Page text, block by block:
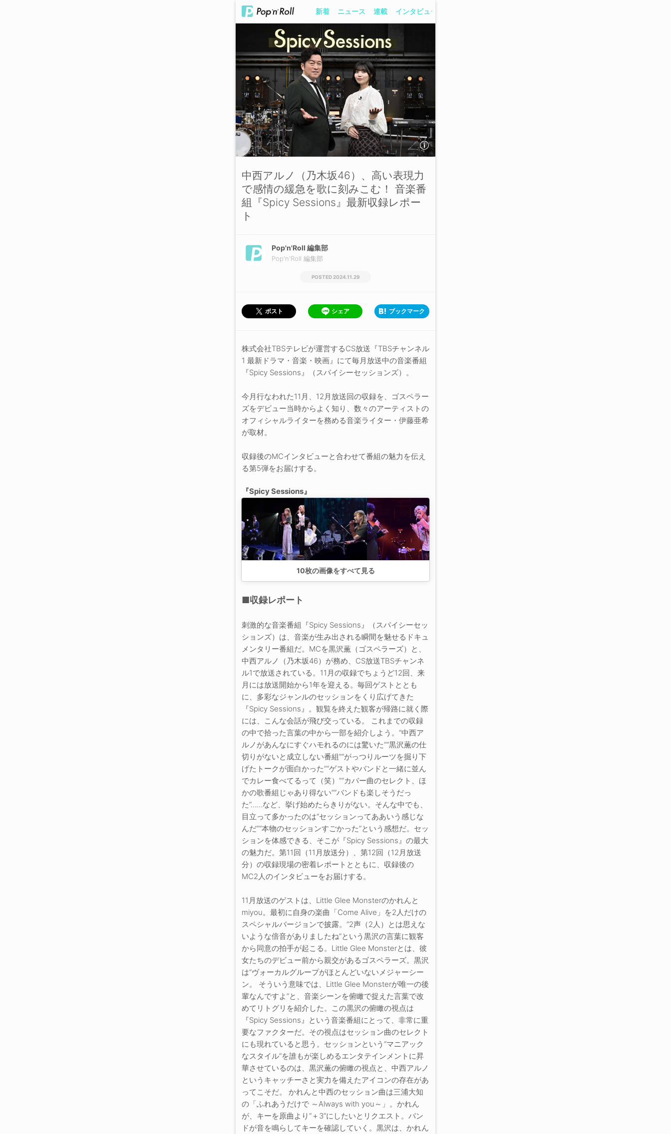
新着 ニュース 連載 インタビュー
中西アルノ（乃木坂46）、高い表現力
で感情の緩急を歌に刻みこむ！ 音楽番
組『Spicy Sessions』最新収録レポー
ト
Pop'n'Roll 編集部
Pop'n'Roll 編集部
2024.11.29
ポスト シェア ブックマーク
株式会社TBSテレビが運営するCS放送『TBSチャンネル
1 最新ドラマ・音楽・映画』にて毎月放送中の音楽番組
『Spicy Sessions』（スパイシーセッションズ）。
今月行なわれた11月、12月放送回の収録を、ゴスペラー
ズをデビュー当時からよく知り、数々のアーティストの
オフィシャルライターを務める音楽ライター・伊藤亜希
が取材。
収録後のMCインタビューと合わせて番組の魅力を伝え
る第5弾をお届けする。
『Spicy Sessions』
10枚の画像をすべて見る
■収録レポート
刺激的な音楽番組『Spicy Sessions』（スパイシーセッ
ションズ）は、音楽が生み出される瞬間を魅せるドキュ
メンタリー番組だ。MCを黒沢薫（ゴスペラーズ）と、
中西アルノ（乃木坂46）が務め、CS放送TBSチャンネ
ル1で放送されている。11月の収録でちょうど12回、来
月には放送開始から1年を迎える。毎回ゲストととも
に、多彩なジャンルのセッションをくり広げてきた
『Spicy Sessions』。観覧を終えた観客が帰路に就く際
には、こんな会話が飛び交っている。 これまでの収録
の中で拾った言葉の中から一部を紹介しよう。“中西ア
ルノがあんなにすぐハモれるのには驚いた”“黒沢薫の仕
切りがないと成立しない番組”“がっつりルーツを掘り下
げたトークが面白かった”“ゲストやバンドと一緒に並ん
でカレー食べてるって（笑）”“カバー曲のセレクト、ほ
かの歌番組じゃあり得ない”“バンドも楽しそうだっ
た”……など、挙げ始めたらきりがない。そんな中でも、
目立って多かったのは“セッションってああいう感じな
んだ”“本物のセッションすごかった”という感想だ。セッ
ションを体感できる、そこが『Spicy Sessions』の最大
の魅力だ。第11回（11月放送分）、第12回（12月放送
分）の収録現場の密着レポートとともに、収録後の
MC2人のインタビューをお届けする。
11月放送のゲストは、Little Glee Monsterのかれんと
miyou。最初に自身の楽曲「Come Alive」を2人だけの
スペシャルバージョンで披露。“2声（2人）とは思えな
いような倍音がありましたね”という黒沢の言葉に観客
から同意の拍手が起こる。Little Glee Monsterとは、彼
女たちのデビュー前から親交があるゴスペラーズ。黒沢
は“ヴォーカルグループがほとんどいないメジャーシー
ン。 そういう意味では、Little Glee Monsterが唯一の後
輩なんですよ”と、音楽シーンを俯瞰で捉えた言葉で改
めてリトグリを紹介した。この黒沢の俯瞰の視点は
『Spicy Sessions』という音楽番組にとって、非常に重
要なファクターだ。その視点はセッション曲のセレクト
にも現れていると思う。セッションという“マニアック
なスタイル”を誰もが楽しめるエンタテインメントに昇
華させているのは、黒沢薫の俯瞰の視点と、中西アルノ
というキャッチーさと実力を備えたアイコンの存在があ
ってこそだ。 かれんと中西のセッション曲は三浦大知
の「ふれあうだけで ～Always with you～」。かれん
が、キーを原曲より“＋3”にしたいとリクエスト。バン
ドが音を鳴らしてキーを確認していく。黒沢は、かれん